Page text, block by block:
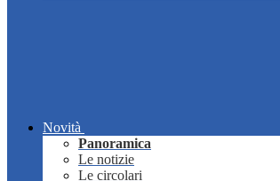
Novità
Panoramica
Le notizie
Le circolari